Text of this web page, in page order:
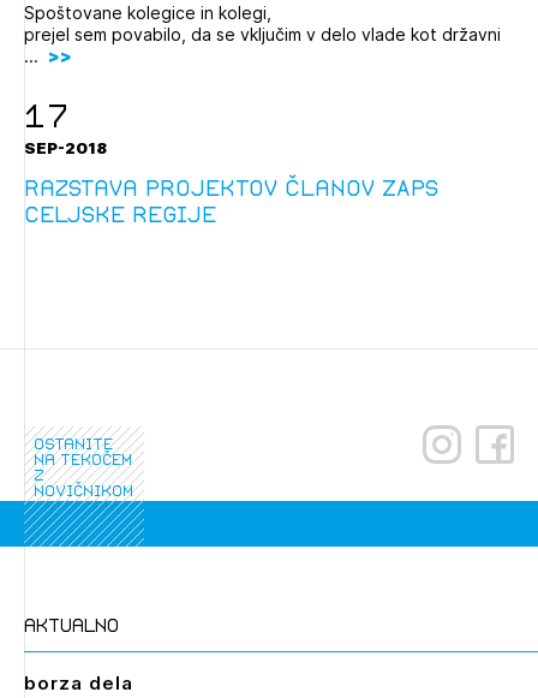
Spoštovane kolegice in kolegi,
prejel sem povabilo, da se vključim v delo vlade kot državni
...
17
SEP-2018
Razstava projektov članov ZAPS
celjske regije
ostanite
na tekočem
z
novičnikom
aktualno
borza dela